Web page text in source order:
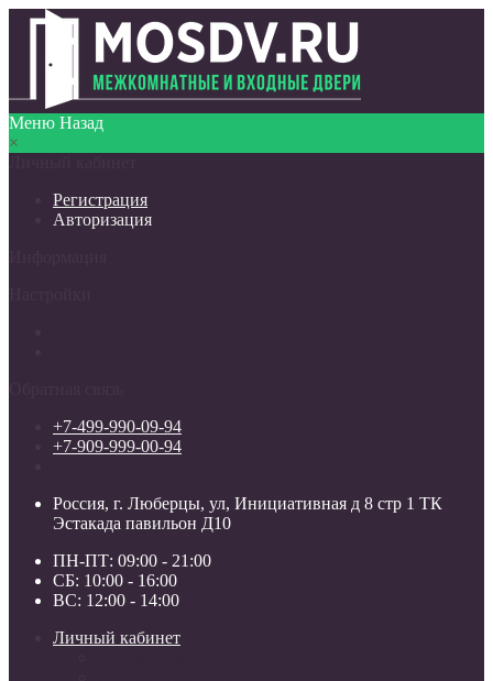
Меню Назад
×
Регистрация
Авторизация
+7-499-990-09-94
+7-909-999-00-94
Россия, г. Люберцы, ул, Инициативная д 8 стр 1 ТК
Эстакада павильон Д10
ПН-ПТ: 09:00 - 21:00
СБ: 10:00 - 16:00
ВС: 12:00 - 14:00
Личный кабинет